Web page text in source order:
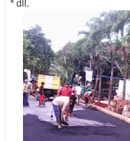
* dll.